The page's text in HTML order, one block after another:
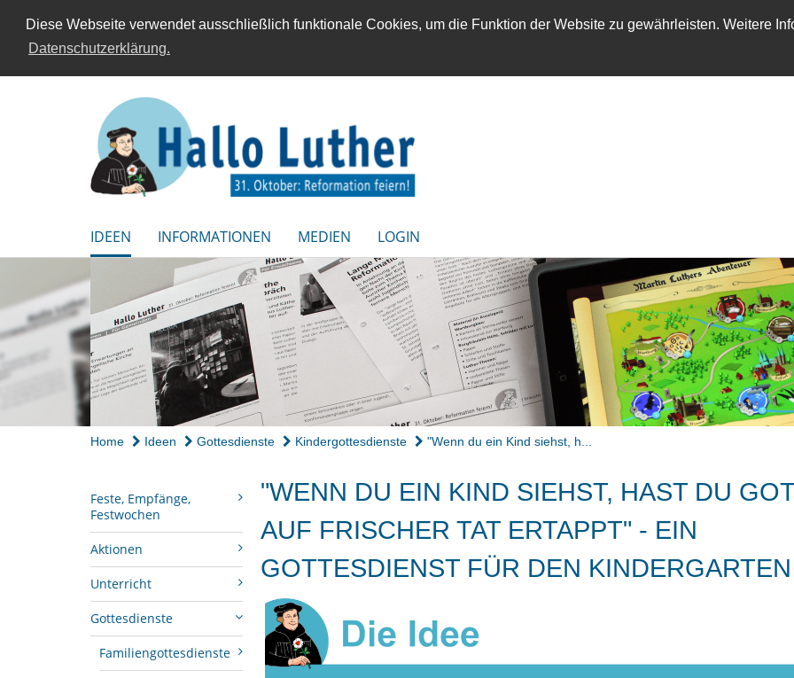
Diese Webseite verwendet ausschließlich funktionale Cookies, um die Funktion der Website zu gewährleisten. Weitere
Datenschutzerklärung.
IDEEN INFORMATIONEN MEDIEN LOGIN
Home Ideen Gottesdienste Kindergottesdienste "Wenn du ein Kind siehst, h...
Feste, Empfänge,
Festwochen
Aktionen
Unterricht
Gottesdienste
Familiengottesdienste
"WENN DU EIN KIND SIEHST, HAST DU
AUF FRISCHER TAT ERTAPPT" - EIN
GOTTESDIENST FÜR DEN KINDERGARTEN